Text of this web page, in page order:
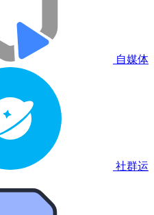
自媒体
社群运